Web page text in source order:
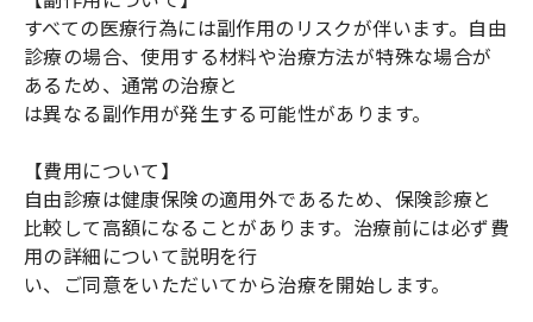
すべての医療行為には副作用のリスクが伴います。自由
診療の場合、使用する材料や治療方法が特殊な場合が
あるため、通常の治療と
は異なる副作用が発生する可能性があります。
【費用について】
自由診療は健康保険の適用外であるため、保険診療と
比較して高額になることがあります。治療前には必ず費
用の詳細について説明を行
い、ご同意をいただいてから治療を開始します。